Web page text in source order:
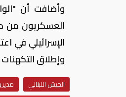
وأضافت أن
العسكريون من
الإسرائيلي في
وإطلاق
الجيش اللبناني